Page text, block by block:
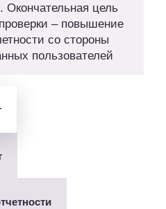
Окончательная цель
– повышение
со стороны
пользователей